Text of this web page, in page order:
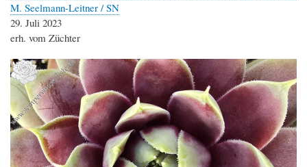
M. Seelmann-Leitner / SN
29. Juli 2023
erh. vom Züchter